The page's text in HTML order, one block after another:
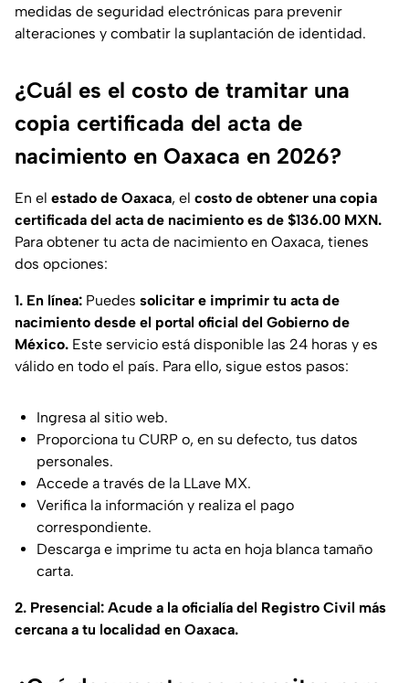
medidas de seguridad electrónicas para prevenir
alteraciones y combatir la suplantación de identidad.
¿Cuál es el costo de tramitar una
copia certificada del acta de
nacimiento en Oaxaca en 2026?
En el estado de Oaxaca, el costo de obtener una copia
certificada del acta de nacimiento es de $136.00 MXN.
Para obtener tu acta de nacimiento en Oaxaca, tienes
dos opciones:
1. En línea: Puedes solicitar e imprimir tu acta de
nacimiento desde el portal oficial del Gobierno de
México. Este servicio está disponible las 24 horas y es
válido en todo el país. Para ello, sigue estos pasos:
Ingresa al sitio web.
Proporciona tu CURP o, en su defecto, tus datos
personales.
Accede a través de la LLave MX.
Verifica la información y realiza el pago
correspondiente.
Descarga e imprime tu acta en hoja blanca tamaño
carta.
2. Presencial: Acude a la oficialía del Registro Civil más
cercana a tu localidad en Oaxaca.